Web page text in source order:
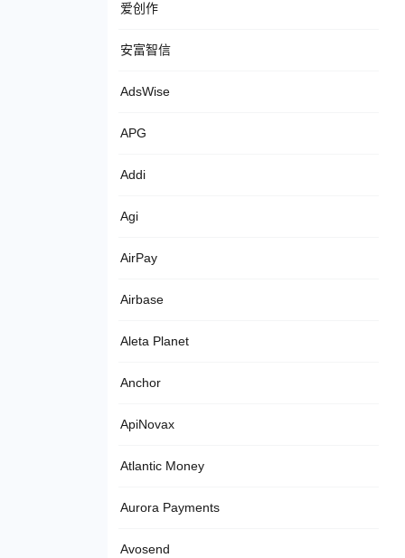
爱创作
安富智信
AdsWise
APG
Addi
Agi
AirPay
Airbase
Aleta Planet
Anchor
ApiNovax
Atlantic Money
Aurora Payments
Avosend